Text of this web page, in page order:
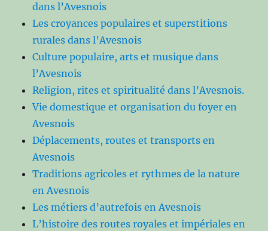
dans l’Avesnois
Les croyances populaires et superstitions
rurales dans l’Avesnois
Culture populaire, arts et musique dans
l’Avesnois
Religion, rites et spiritualité dans l’Avesnois.
Vie domestique et organisation du foyer en
Avesnois
Déplacements, routes et transports en
Avesnois
Traditions agricoles et rythmes de la nature
en Avesnois
Les métiers d’autrefois en Avesnois
L’histoire des routes royales et impériales en